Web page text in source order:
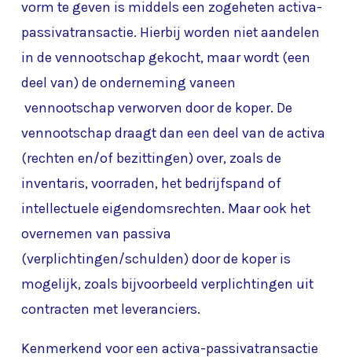
vorm te geven is middels een zogeheten activa-
passivatransactie. Hierbij worden niet aandelen
in de vennootschap gekocht, maar wordt (een
deel van) de onderneming vaneen
vennootschap verworven door de koper. De
vennootschap draagt dan een deel van de activa
(rechten en/of bezittingen) over, zoals de
inventaris, voorraden, het bedrijfspand of
intellectuele eigendomsrechten. Maar ook het
overnemen van passiva
(verplichtingen/schulden) door de koper is
mogelijk, zoals bijvoorbeeld verplichtingen uit
contracten met leveranciers.
Kenmerkend voor een activa-passivatransactie